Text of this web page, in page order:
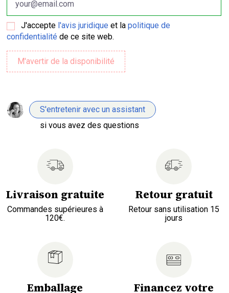
J'accepte l'avis juridique et lapolitique de
confidentialité de ce site web.
S'entretenir avec un assistant
si vous avez des questions
Livraison gratuite
Commandes supérieures à
120€.
Retour gratuit
Retour sans utilisation 15
jours
Emballage Financez votre